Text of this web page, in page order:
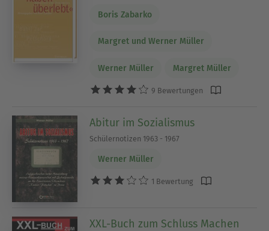
Boris Zabarko
Margret und Werner Müller
Werner Müller Margret Müller
9 Bewertungen
Abitur im Sozialismus
Schülernotizen 1963 - 1967
Werner Müller
1 Bewertung
XXL-Buch zum Schluss Machen